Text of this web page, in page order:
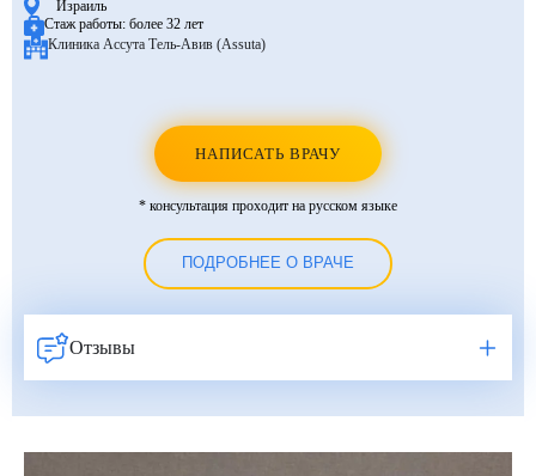
Израиль
Стаж работы: более 32 лет
Клиника Ассута Тель-Авив (Assuta)
НАПИСАТЬ ВРАЧУ
* консультация проходит на русском языке
ПОДРОБНЕЕ О ВРАЧЕ
Отзывы